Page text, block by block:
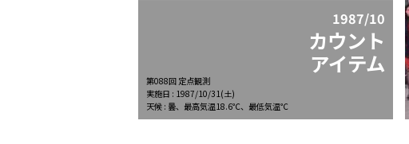
1987/10
カウント
アイテム
第088回 定点観測
実施日 : 1987/10/31(土)
天候 : 曇、最高気温18.6℃、最低気温℃